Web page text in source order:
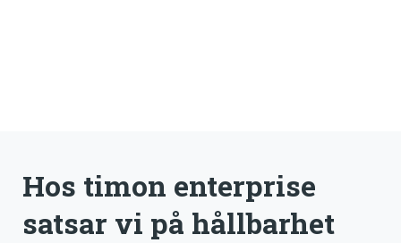
Hos timon enterprise
satsar vi på hållbarhet